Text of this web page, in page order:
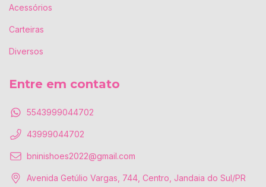
Acessórios
Carteiras
Diversos
Entre em contato
5543999044702
43999044702
bninishoes2022@gmail.com
Avenida Getúlio Vargas, 744, Centro, Jandaia do Sul/PR